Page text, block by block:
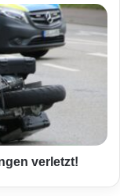
verletzt!